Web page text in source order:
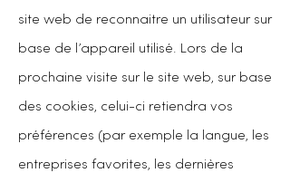
site web de reconnaitre un utilisateur sur
base de l’appareil utilisé. Lors de la
prochaine visite sur le site web, sur base
des cookies, celui-ci retiendra vos
préférences (par exemple la langue, les
entreprises favorites, les dernières